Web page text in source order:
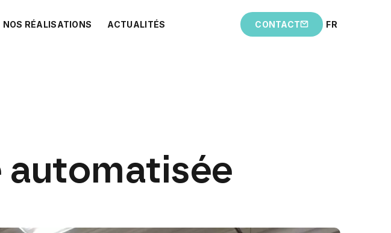
NOS RÉALISATIONS ACTUALITÉS CONTACT FR
automatisée